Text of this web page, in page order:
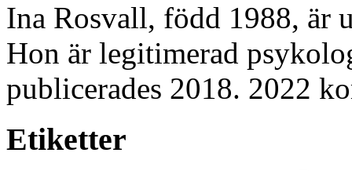
Ina Rosvall, född 1988, är
Hon är legitimerad
publicerades 2018. 2022
Etiketter